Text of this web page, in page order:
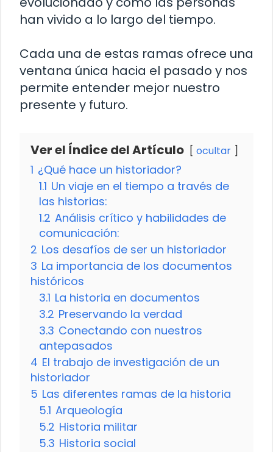
han vivido a lo largo del tiempo.
Cada una de estas ramas ofrece una
ventana única hacia el pasado y nos
permite entender mejor nuestro
presente y futuro.
Ver el Índice del Artículo ocultar
1 ¿Qué hace un historiador?
1.1 Un viaje en el tiempo a través de
las historias:
1.2 Análisis crítico y habilidades de
comunicación:
2 Los desafíos de ser un historiador
3 La importancia de los documentos
históricos
3.1 La historia en documentos
3.2 Preservando la verdad
3.3 Conectando con nuestros
antepasados
4 El trabajo de investigación de un
historiador
5 Las diferentes ramas de la historia
5.1 Arqueología
5.2 Historia militar
5.3 Historia social